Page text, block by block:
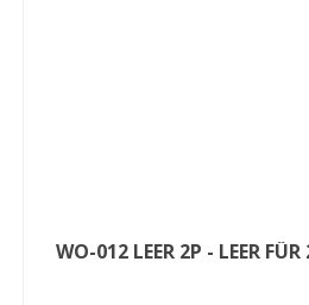
WO-012 LEER 2P - LEER FÜR